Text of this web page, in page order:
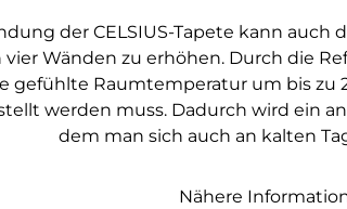
der CELSIUS-Tapete kann
vier Wänden zu erhöhen. Durch die
gefühlte Raumtemperatur um bis zu
werden muss. Dadurch wird ein
dem man sich auch an kalten
Nähere